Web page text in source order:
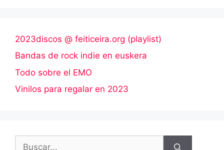
2023discos @ feiticeira.org (playlist)
Bandas de rock indie en euskera
Todo sobre el EMO
Vinilos para regalar en 2023
Buscar: